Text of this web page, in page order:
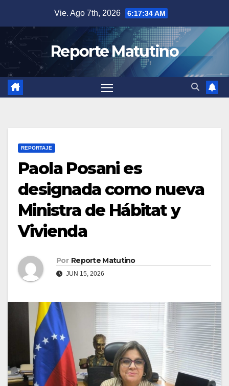
contenido
Vie. Ago 7th, 2026 6:17:35 AM
Reporte Matutino
REPORTAJE
Paola Posani es
designada como nueva
Ministra de Hábitat y
Vivienda
Por Reporte Matutino
JUN 15, 2026